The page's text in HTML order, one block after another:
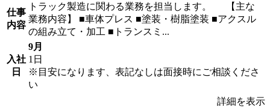
仕事
内容
トラック製造に関わる業務を担当します。 【主な
業務内容】 ■車体プレス ■塗装・樹脂塗装 ■アクスル
の組み立て・加工 ■トランスミ...
入社
日
9月
1日
※目安になります、表記なしは面接時にご相談くださ
い
詳細を表示